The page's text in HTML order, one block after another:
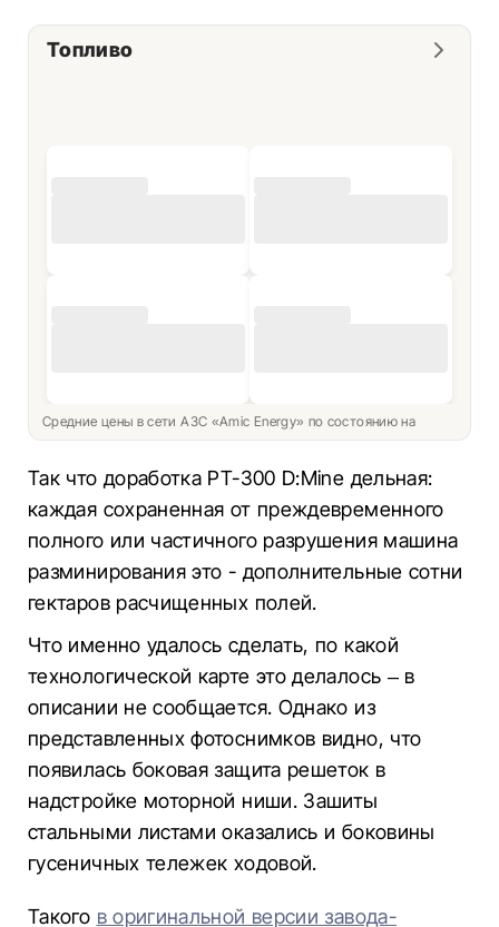
Топливо
Средние цены в сети АЗС «Amic Energy» по состоянию на
Так что доработка PT-300 D:Mine дельная:
каждая сохраненная от преждевременного
полного или частичного разрушения машина
разминирования это - дополнительные сотни
гектаров расчищенных полей.
Что именно удалось сделать, по какой
технологической карте это делалось – в
описании не сообщается. Однако из
представленных фотоснимков видно, что
появилась боковая защита решеток в
надстройке моторной ниши. Зашиты
стальными листами оказались и боковины
гусеничных тележек ходовой.
Такого в оригинальной версии завода-